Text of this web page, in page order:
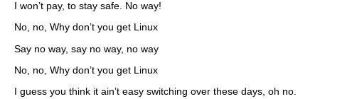
I won’t pay, to stay safe. No way!
No, no, Why don’t you get Linux
Say no way, say no way, no way
No, no, Why don’t you get Linux
I guess you think it ain’t easy switching over these days, oh no.